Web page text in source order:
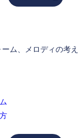
ム、メロディの考